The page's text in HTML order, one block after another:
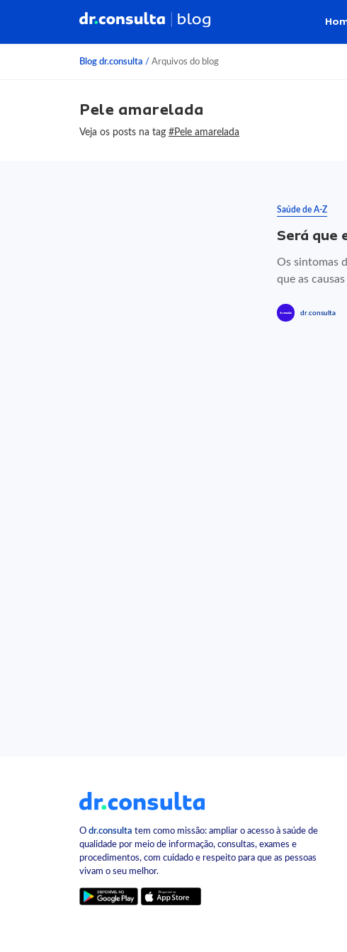
Blog dr.consulta / Arquivos do blog
Pele amarelada
Veja os posts na tag #Pele amarelada
Saúde de A-Z
Será que
Os sintomas
que as
dr.consulta
O dr.consulta tem como missão: ampliar o acesso à saúde de
qualidade por meio de informação, consultas, exames e
procedimentos, com cuidado e respeito para que as pessoas
vivam o seu melhor.